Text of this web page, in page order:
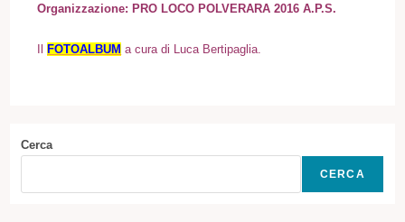
Organizzazione: PRO LOCO POLVERARA 2016 A.P.S.
FOTOALBUM a cura di Luca Bertipaglia.
Cerca
CERCA